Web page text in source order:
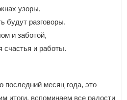
узоры,
будут разговоры.
и заботой,
и работы.
последний месяц года, это
итоги, вспоминаем все радости